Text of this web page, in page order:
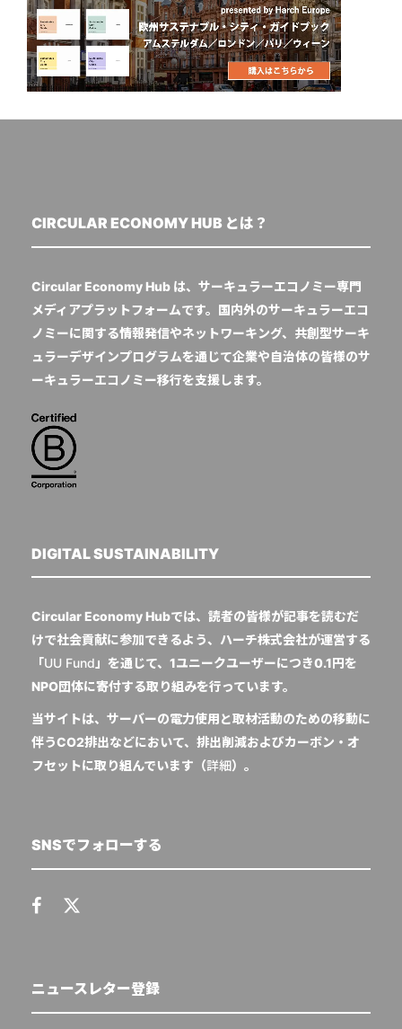
CIRCULAR ECONOMY HUB とは？
Circular Economy Hub は、サーキュラーエコノミー専門
メディアプラットフォームです。国内外のサーキュラーエコ
ノミーに関する情報発信やネットワーキング、共創型サーキ
ュラーデザインプログラムを通じて企業や自治体の皆様のサ
ーキュラーエコノミー移行を支援します。
DIGITAL SUSTAINABILITY
Circular Economy Hubでは、読者の皆様が記事を読むだ
けで社会貢献に参加できるよう、ハーチ株式会社が運営する
「UU Fund 」を通じて、1ユニークユーザーにつき0.1円を
NPO団体に寄付する取り組みを行っています。
当サイトは、サーバーの電力使用と取材活動のための移動に
伴うCO2排出などにおいて、排出削減およびカーボン・オ
フセットに取り組んでいます（詳細）。
SNSでフォローする
ニュースレター登録